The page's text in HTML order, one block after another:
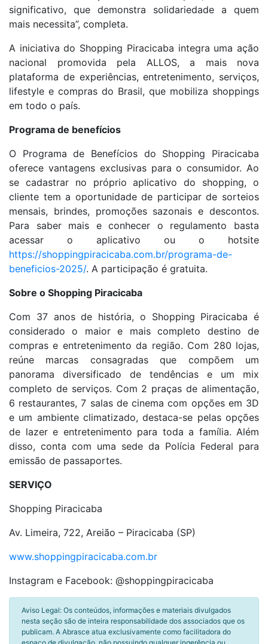
significativo, que demonstra solidariedade a quem
mais necessita”, completa.
A iniciativa do Shopping Piracicaba integra uma ação
nacional promovida pela ALLOS, a mais nova
plataforma de experiências, entretenimento, serviços,
lifestyle e compras do Brasil, que mobiliza shoppings
em todo o país.
Programa de benefícios
O Programa de Benefícios do Shopping Piracicaba
oferece vantagens exclusivas para o consumidor. Ao
se cadastrar no próprio aplicativo do shopping, o
cliente tem a oportunidade de participar de sorteios
mensais, brindes, promoções sazonais e descontos.
Para saber mais e conhecer o regulamento basta
acessar o aplicativo ou o hotsite
https://shoppingpiracicaba.com.br/programa-de-
beneficios-2025/. A participação é gratuita.
Sobre o Shopping Piracicaba
Com 37 anos de história, o Shopping Piracicaba é
considerado o maior e mais completo destino de
compras e entretenimento da região. Com 280 lojas,
reúne marcas consagradas que compõem um
panorama diversificado de tendências e um mix
completo de serviços. Com 2 praças de alimentação,
6 restaurantes, 7 salas de cinema com opções em 3D
e um ambiente climatizado, destaca-se pelas opções
de lazer e entretenimento para toda a família. Além
disso, conta com uma sede da Polícia Federal para
emissão de passaportes.
SERVIÇO
Shopping Piracicaba
Av. Limeira, 722, Areião – Piracicaba (SP)
www.shoppingpiracicaba.com.br
Instagram e Facebook: @shoppingpiracicaba
Aviso Legal: Os conteúdos, informações e materiais divulgados
nesta seção são de inteira responsabilidade dos associados que os
publicam. A Abrasce atua exclusivamente como facilitadora do